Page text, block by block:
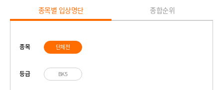
종목별 입상명단 종합순위
종목 단체전
등급 BK5